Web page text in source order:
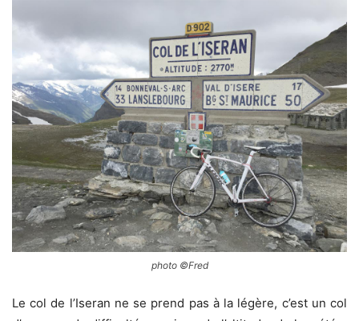
photo ©Fred
Le col de l’Iseran ne se prend pas à la légère, c’est un col